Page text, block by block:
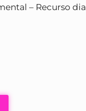
– Recurso dia